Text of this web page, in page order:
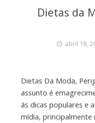
Dietas da
abril 18,
Dietas Da Moda,
assunto é
às dicas populares e
mídia, principalmente